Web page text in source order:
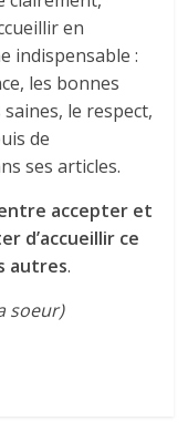
en
indispensable :
les bonnes
le respect,
de
ses articles.
accepter et
d’accueillir ce
autres.
soeur)